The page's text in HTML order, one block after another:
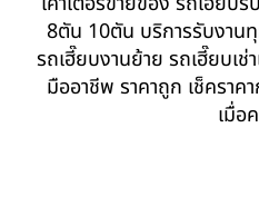
8ตัน 10ตัน บริการรับงาน
รถเฮี๊ยบงานย้าย รถเฮี๊ยบเช่
มืออาชีพ ราคาถูก เช็คราค
เมื่อ